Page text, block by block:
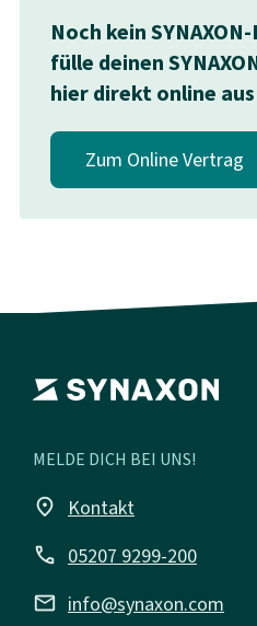
Noch kein
fülle deinen
hier direkt online
Zum Online Vertrag
MELDE DICH BEI UNS!
place Kontakt
call 05207 9299-200
mail info@synaxon.com